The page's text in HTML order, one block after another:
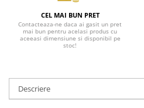
CEL MAI BUN PRET
Contacteaza-ne daca ai gasit un pret
mai bun pentru acelasi produs cu
aceeasi dimensiune si disponibil pe
stoc!
Descriere